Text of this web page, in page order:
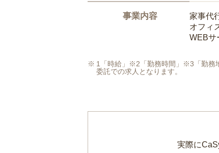
事業内容
家事代
オフィ
WEBサ
1「時給」※2「勤務時間」※3「勤務
委託での求人となります。
実際に